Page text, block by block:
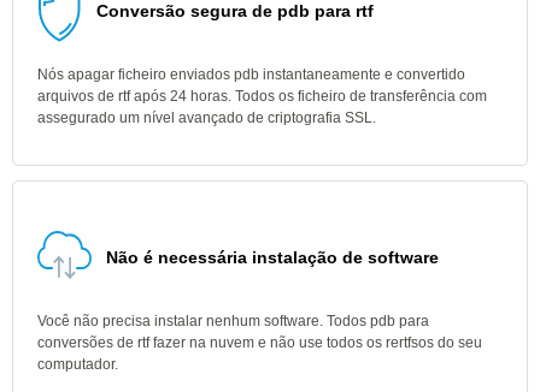
Conversão segura de pdb para rtf
Nós apagar ficheiro enviados pdb instantaneamente e convertido
arquivos de rtf após 24 horas. Todos os ficheiro de transferência com
assegurado um nível avançado de criptografia SSL.
Não é necessária instalação de software
Você não precisa instalar nenhum software. Todos pdb para
conversões de rtf fazer na nuvem e não use todos os rertfsos do seu
computador.